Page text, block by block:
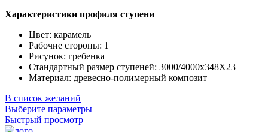
Характеристики профиля ступени
Цвет: карамель
Рабочие стороны: 1
Рисунок: гребенка
Стандартный размер ступеней: 3000/4000x348X23
Материал: древесно-полимерный композит
В список желаний
Выберите параметры
Быстрый просмотр